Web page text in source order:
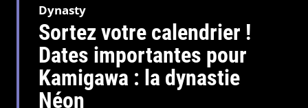
Dynasty
Sortez votre calendrier !
Dates importantes pour
Kamigawa : la dynastie
Néon